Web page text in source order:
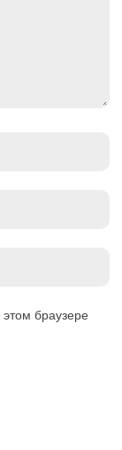
браузере